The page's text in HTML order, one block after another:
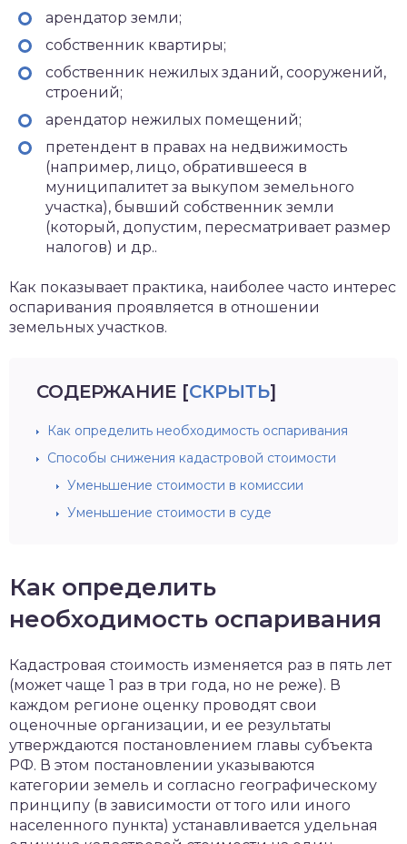
арендатор земли;
собственник квартиры;
собственник нежилых зданий, сооружений,
строений;
арендатор нежилых помещений;
претендент в правах на недвижимость
(например, лицо, обратившееся в
муниципалитет за выкупом земельного
участка), бывший собственник земли
(который, допустим, пересматривает размер
налогов) и др..
Как показывает практика, наиболее часто интерес
оспаривания проявляется в отношении
земельных участков.
СОДЕРЖАНИЕ [СКРЫТЬ]
Как определить необходимость оспаривания
Способы снижения кадастровой стоимости
Уменьшение стоимости в комиссии
Уменьшение стоимости в суде
Как определить
необходимость оспаривания
Кадастровая стоимость изменяется раз в пять лет
(может чаще 1 раз в три года, но не реже). В
каждом регионе оценку проводят свои
оценочные организации, и ее результаты
утверждаются постановлением главы субъекта
РФ. В этом постановлении указываются
категории земель и согласно географическому
принципу (в зависимости от того или иного
населенного пункта) устанавливается удельная